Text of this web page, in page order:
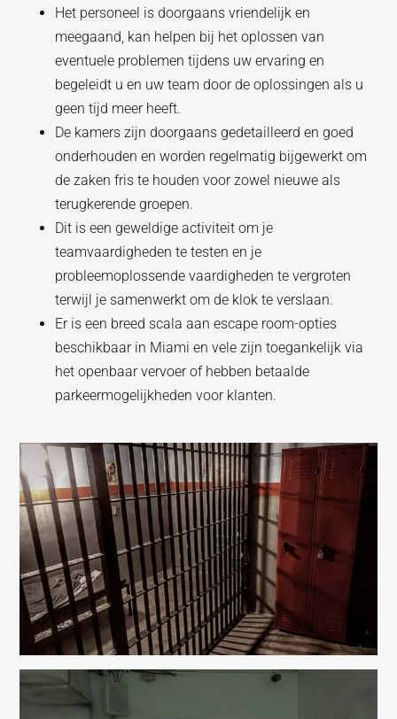
Het personeel is doorgaans vriendelijk en
meegaand, kan helpen bij het oplossen van
eventuele problemen tijdens uw ervaring en
begeleidt u en uw team door de oplossingen als u
geen tijd meer heeft.
De kamers zijn doorgaans gedetailleerd en goed
onderhouden en worden regelmatig bijgewerkt om
de zaken fris te houden voor zowel nieuwe als
terugkerende groepen.
Dit is een geweldige activiteit om je
teamvaardigheden te testen en je
probleemoplossende vaardigheden te vergroten
terwijl je samenwerkt om de klok te verslaan.
Er is een breed scala aan escape room-opties
beschikbaar in Miami en vele zijn toegankelijk via
het openbaar vervoer of hebben betaalde
parkeermogelijkheden voor klanten.